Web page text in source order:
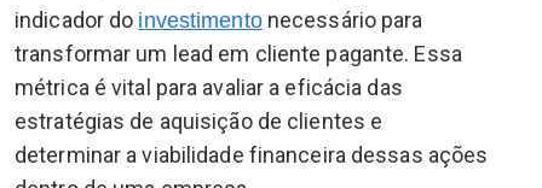
indicador do investimentonecessário para
transformar um lead em cliente pagante. Essa
métrica é vital para avaliar a eficácia das
estratégias de aquisição de clientes e
determinar a viabilidade financeira dessas ações